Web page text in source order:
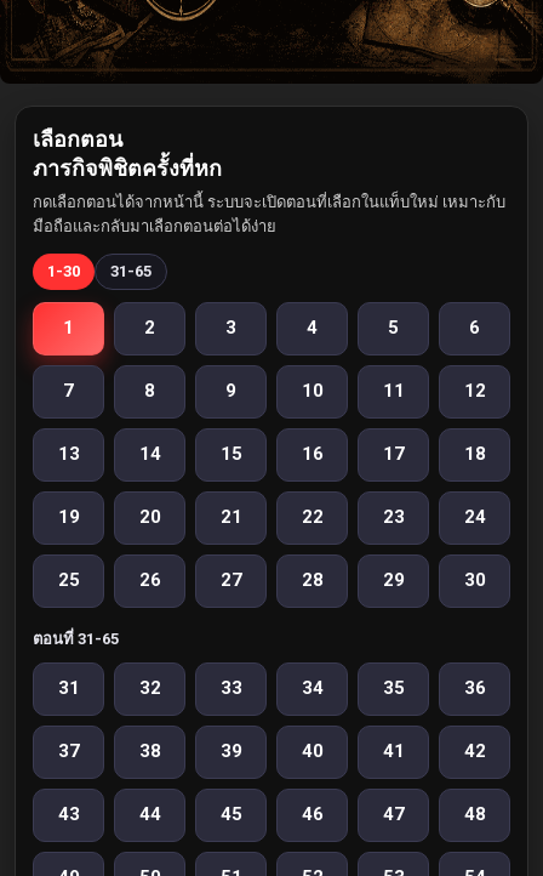
เลือกตอน
ภารกิจพิชิตครั้งที่หก
กดเลือกตอนได้จากหน้านี้ ระบบจะเปิดตอนที่เลือกในแท็บใหม่ เหมาะกับ
มือถือและกลับมาเลือกตอนต่อได้ง่าย
1-30 31-65
1 2 3 4 5 6
7 8 9 10 11 12
13 14 15 16 17 18
19 20 21 22 23 24
25 26 27 28 29 30
ตอนที่ 31-65
31 32 33 34 35 36
37 38 39 40 41 42
43 44 45 46 47 48